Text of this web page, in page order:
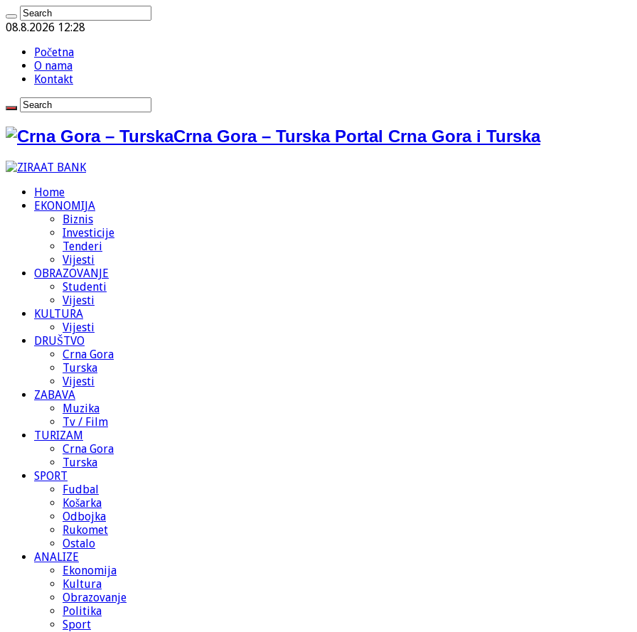
08.8.2026 12:28
Početna
O nama
Kontakt
Crna Gora – Turska Portal Crna Gora i Turska
Home
EKONOMIJA
Biznis
Investicije
Tenderi
Vijesti
OBRAZOVANJE
Studenti
Vijesti
KULTURA
Vijesti
DRUŠTVO
Crna Gora
Turska
Vijesti
ZABAVA
Muzika
Tv / Film
TURIZAM
Crna Gora
Turska
SPORT
Fudbal
Košarka
Odbojka
Rukomet
Ostalo
ANALIZE
Ekonomija
Kultura
Obrazovanje
Politika
Sport